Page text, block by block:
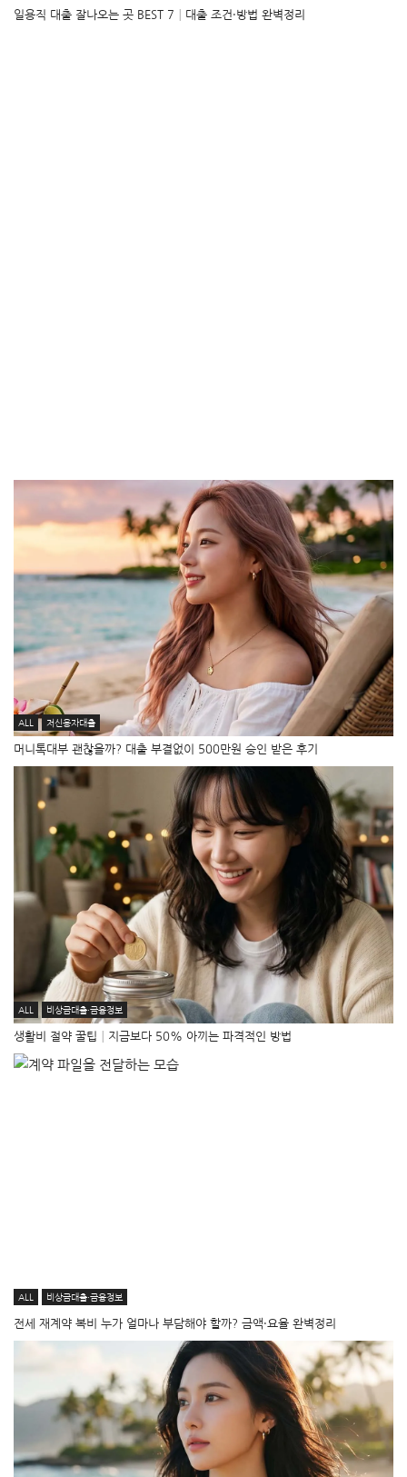
일용직 대출 잘나오는 곳 BEST 7│대출 조건·방법 완벽정리
ALL 저신용자대출
머니톡대부 괜찮을까? 대출 부결없이 500만원 승인 받은 후기
ALL 비상금대출·금융정보
생활비 절약 꿀팁│지금보다 50% 아끼는 파격적인 방법
ALL 비상금대출·금융정보
전세 재계약 복비 누가 얼마나 부담해야 할까? 금액·요율 완벽정리